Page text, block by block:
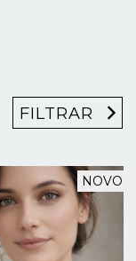
FILTRAR
NOVO